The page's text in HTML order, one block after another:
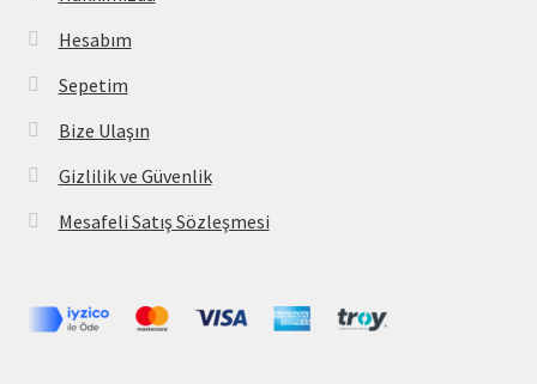
Hesabım
Sepetim
Bize Ulaşın
Gizlilik ve Güvenlik
Mesafeli Satış Sözleşmesi